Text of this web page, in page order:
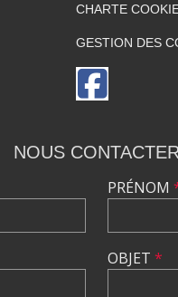
CHARTE
GESTION DES
NOUS CONTACTER
PRÉNOM
OBJET *